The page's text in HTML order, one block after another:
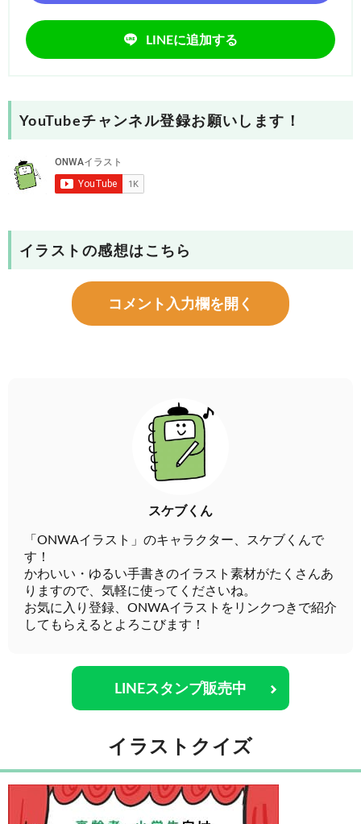
LINEに追加する
YouTubeチャンネル登録お願いします！
イラストの感想はこちら
コメント入力欄を開く
スケブくん
「ONWAイラスト」のキャラクター、スケブくんで
す！
かわいい・ゆるい手書きのイラスト素材がたくさんあ
りますので、気軽に使ってくださいね。
お気に入り登録、ONWAイラストをリンクつきで紹介
してもらえるとよろこびます！
LINEスタンプ販売中
イラストクイズ